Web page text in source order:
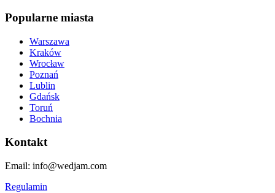
Popularne miasta
Warszawa
Kraków
Wrocław
Poznań
Lublin
Gdańsk
Toruń
Bochnia
Kontakt
Email: info@wedjam.com
Regulamin